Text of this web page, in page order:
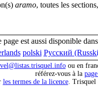
aramo, toutes les
page est aussi disponible
polski Русский
ou en
référez-vous à la
les termes de la licence. Trisquel